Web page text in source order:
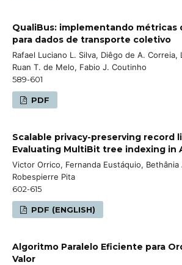
QualiBus: implementando métricas
para dados de transporte coletivo
Rafael Luciano L. Silva, Diêgo de A.
Ruan T. de Melo, Fabio J. Coutinho
589-601
PDF
Scalable privacy-preserving record
Evaluating MultiBit tree indexing in
Victor Orrico, Fernanda Eustáquio, Bethânia
Robespierre Pita
602-615
PDF (ENGLISH)
Algoritmo Paralelo Eficiente para
Valor